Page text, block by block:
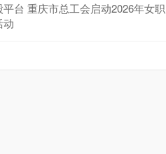
台 重庆市总工会启动2026年女职
动